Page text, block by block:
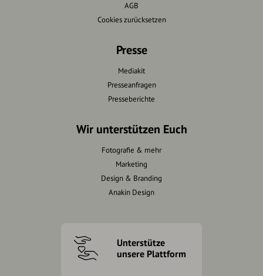
AGB
Cookies zurücksetzen
Presse
Mediakit
Presseanfragen
Presseberichte
Wir unterstützen Euch
Fotografie & mehr
Marketing
Design & Branding
Anakin Design
Unterstütze
unsere Plattform